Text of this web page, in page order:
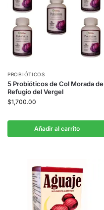
PROBIÓTICOS
5 Probióticos de Col Morada de
Refugio del Vergel
$1,700.00
Añadir al carrito